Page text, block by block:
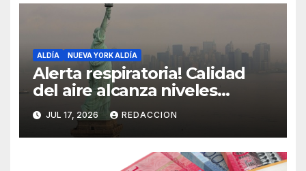
ALDÍA NUEVA YORK ALDÍA
Alerta respiratoria! Calidad
del aire alcanza niveles
peligrosos en NYC
JUL 17, 2026 REDACCION